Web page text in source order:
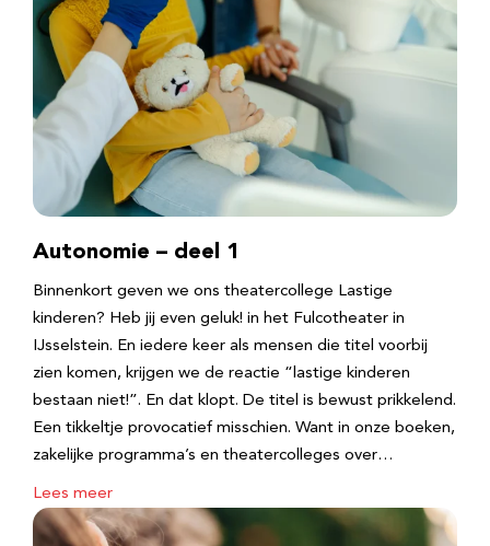
Autonomie – deel 1
Binnenkort geven we ons theatercollege Lastige
kinderen? Heb jij even geluk! in het Fulcotheater in
IJsselstein. En iedere keer als mensen die titel voorbij
zien komen, krijgen we de reactie “lastige kinderen
bestaan niet!”. En dat klopt. De titel is bewust prikkelend.
Een tikkeltje provocatief misschien. Want in onze boeken,
zakelijke programma’s en theatercolleges over…
Lees meer